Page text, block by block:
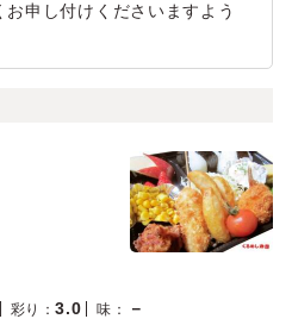
申し付けくださいますよう
彩り ：3.0 味 ： －